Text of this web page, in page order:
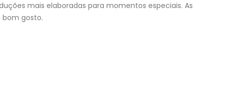
mais elaboradas para momentos especiais. As
gosto.